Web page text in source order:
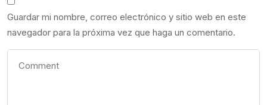
Guardar mi nombre, correo electrónico y sitio web en este
navegador para la próxima vez que haga un comentario.